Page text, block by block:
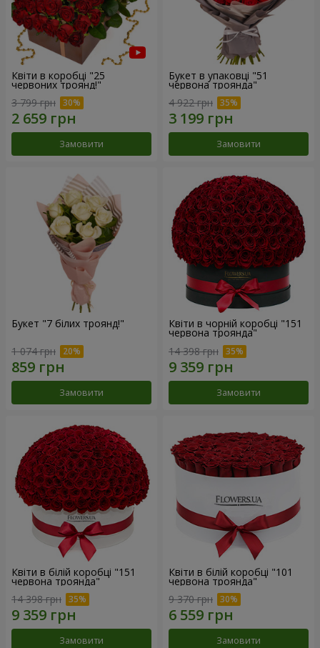
Квіти в коробці "25
червоних троянд!"
3 799 грн
Замовити
Букет в упаковці "51
червона троянда"
4 922 грн
Замовити
Букет "7 білих троянд!"
1 074 грн
Замовити
Квіти в чорній коробці "151
червона троянда"
14 398 грн
Замовити
Квіти в білій коробці "151
червона троянда"
14 398 грн
Замовити
Квіти в білій коробці "101
червона троянда"
9 370 грн
Замовити